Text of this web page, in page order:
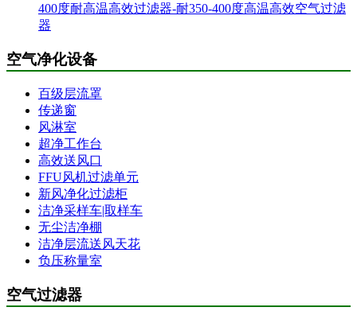
400度耐高温高效过滤器-耐350-400度高温高效空气过滤
器
空气净化设备
百级层流罩
传递窗
风淋室
超净工作台
高效送风口
FFU风机过滤单元
新风净化过滤柜
洁净采样车|取样车
无尘洁净棚
洁净层流送风天花
负压称量室
空气过滤器